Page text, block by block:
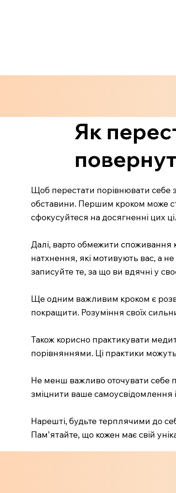
Як
Щоб перестати порівнювати себе
обставини. Першим кроком може
сфокусуйтеся на досягненні цих
Далі, варто обмежити споживання
натхнення, які мотивують вас, а
записуйте те, за що ви вдячні у
Ще одним важливим кроком є
покращити. Розуміння своїх
Також корисно практикувати
порівняннями. Ці практики
Не менш важливо оточувати себе
зміцнити ваше
Нарешті, будьте терплячими до
Пам’ятайте, що кожен має свій